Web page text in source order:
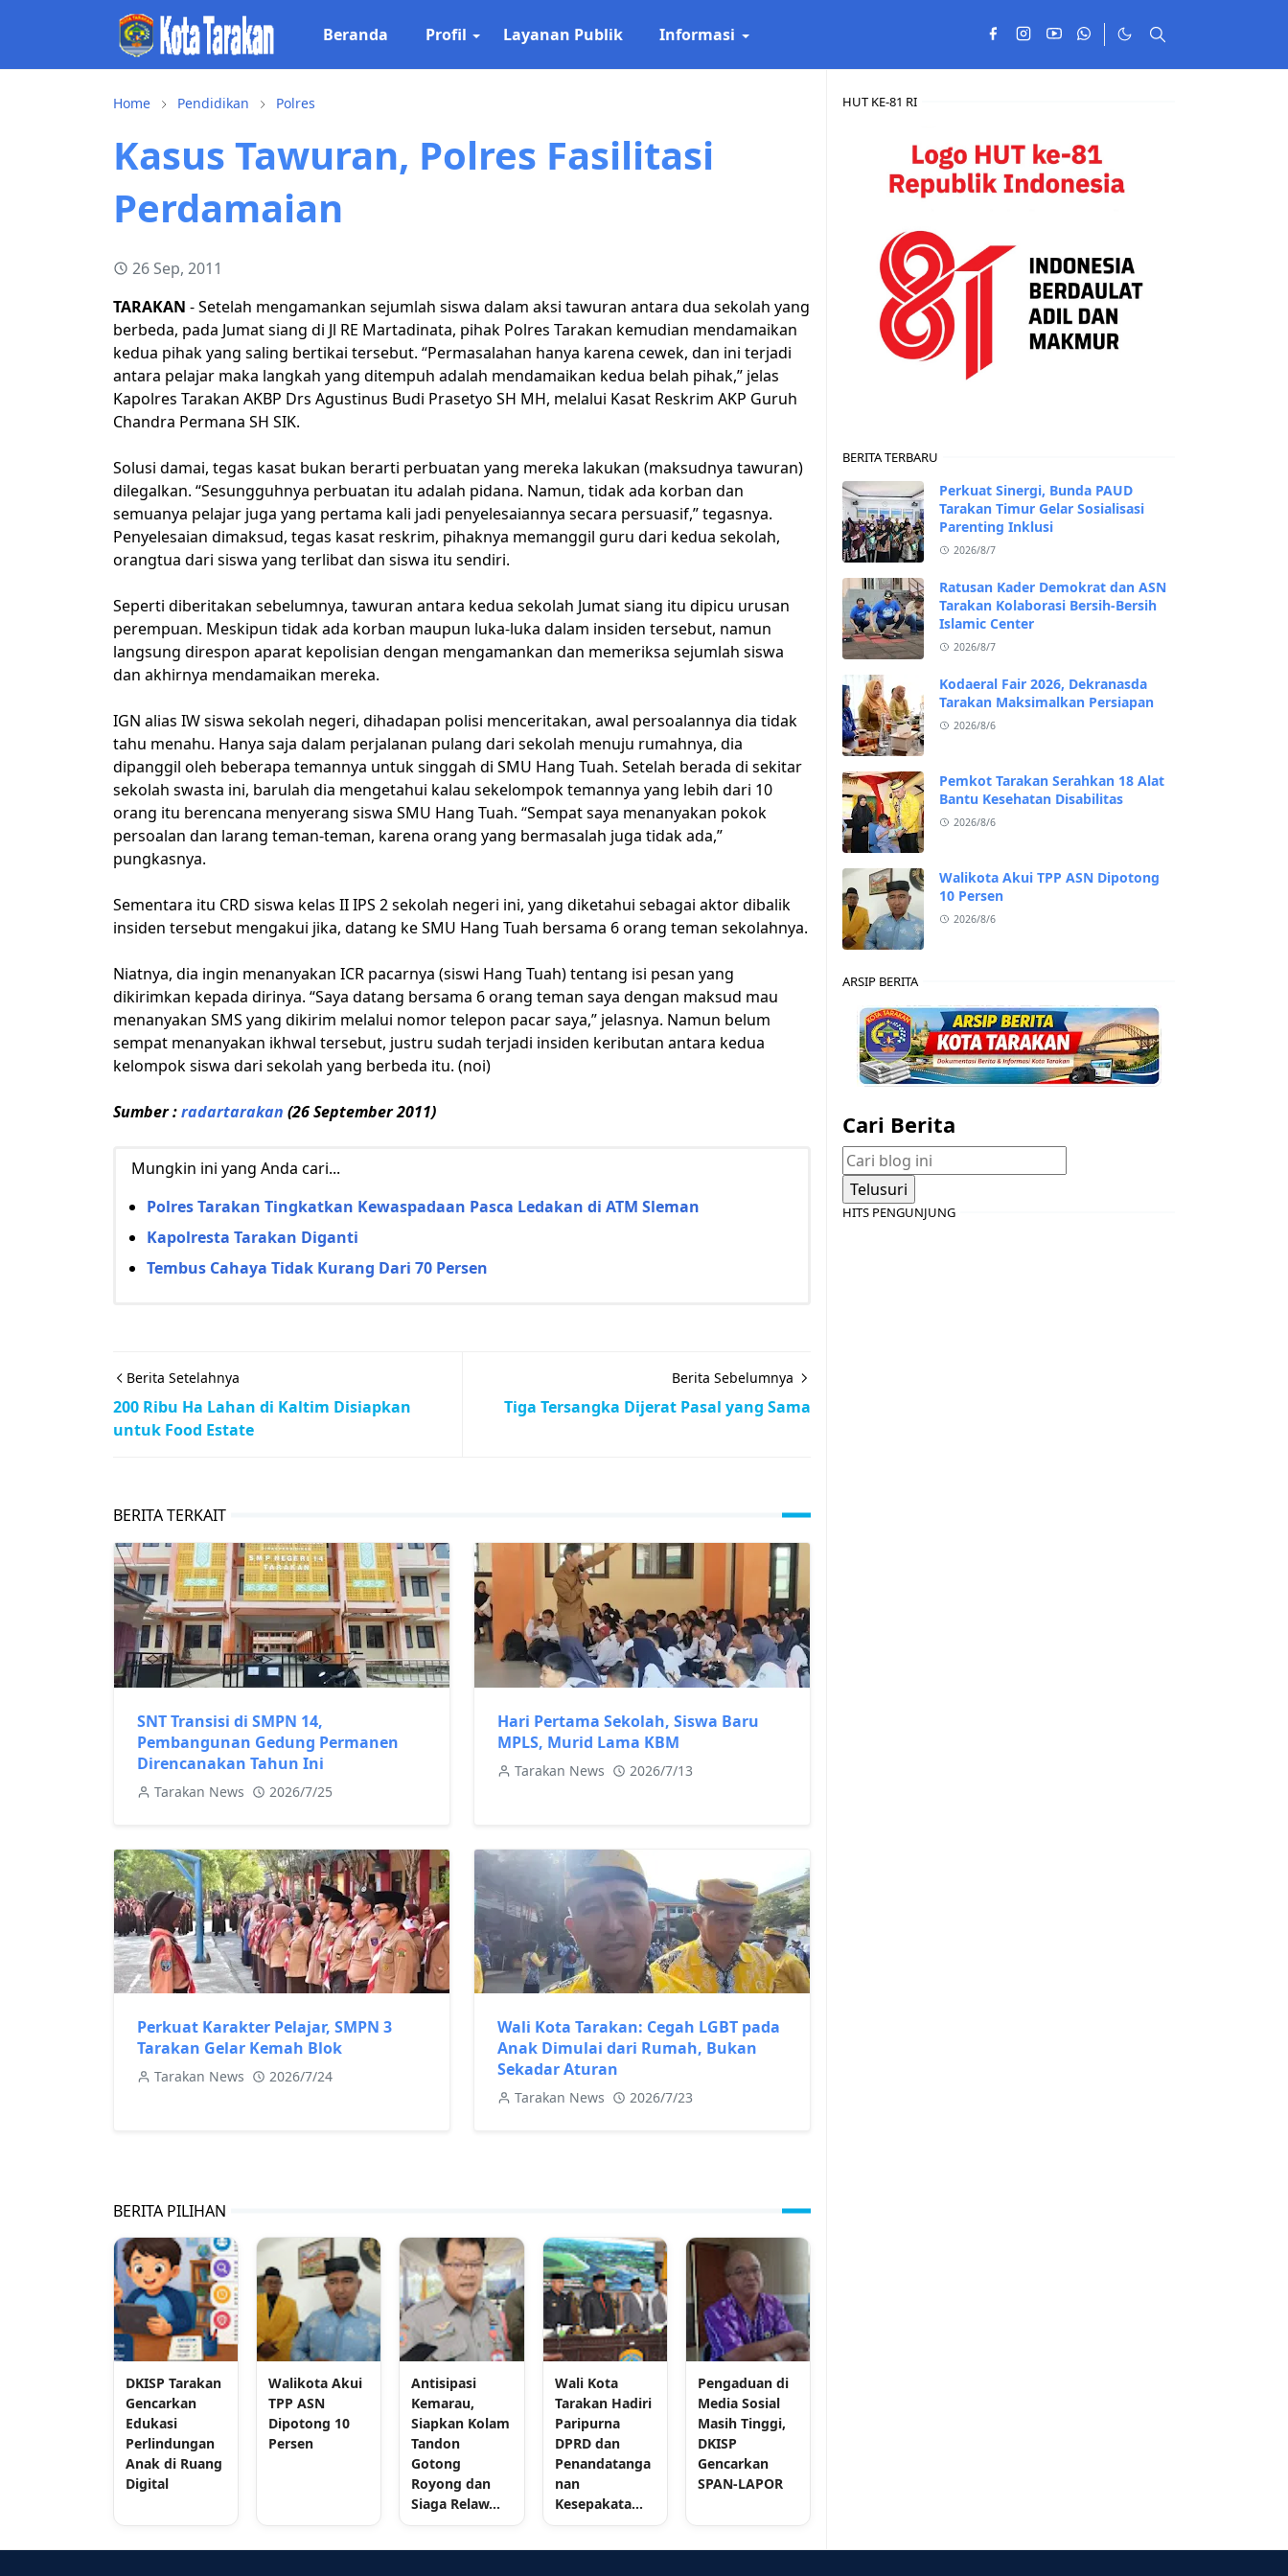
Beranda Profil Layanan Publik Informasi
Home Pendidikan Polres
Kasus Tawuran, Polres Fasilitasi
Perdamaian
26 Sep, 2011
TARAKAN - Setelah mengamankan sejumlah siswa dalam aksi tawuran antara dua sekolah yang
berbeda, pada Jumat siang di Jl RE Martadinata, pihak Polres Tarakan kemudian mendamaikan
kedua pihak yang saling bertikai tersebut. “Permasalahan hanya karena cewek, dan ini terjadi
antara pelajar maka langkah yang ditempuh adalah mendamaikan kedua belah pihak,” jelas
Kapolres Tarakan AKBP Drs Agustinus Budi Prasetyo SH MH, melalui Kasat Reskrim AKP Guruh
Chandra Permana SH SIK.
Solusi damai, tegas kasat bukan berarti perbuatan yang mereka lakukan (maksudnya tawuran)
dilegalkan. “Sesungguhnya perbuatan itu adalah pidana. Namun, tidak ada korban dan
semuanya pelajar juga yang pertama kali jadi penyelesaiannya secara persuasif,” tegasnya.
Penyelesaian dimaksud, tegas kasat reskrim, pihaknya memanggil guru dari kedua sekolah,
orangtua dari siswa yang terlibat dan siswa itu sendiri.
Seperti diberitakan sebelumnya, tawuran antara kedua sekolah Jumat siang itu dipicu urusan
perempuan. Meskipun tidak ada korban maupun luka-luka dalam insiden tersebut, namun
langsung direspon aparat kepolisian dengan mengamankan dan memeriksa sejumlah siswa
dan akhirnya mendamaikan mereka.
IGN alias IW siswa sekolah negeri, dihadapan polisi menceritakan, awal persoalannya dia tidak
tahu menahu. Hanya saja dalam perjalanan pulang dari sekolah menuju rumahnya, dia
dipanggil oleh beberapa temannya untuk singgah di SMU Hang Tuah. Setelah berada di sekitar
sekolah swasta ini, barulah dia mengetahui kalau sekelompok temannya yang lebih dari 10
orang itu berencana menyerang siswa SMU Hang Tuah. “Sempat saya menanyakan pokok
persoalan dan larang teman-teman, karena orang yang bermasalah juga tidak ada,”
pungkasnya.
Sementara itu CRD siswa kelas II IPS 2 sekolah negeri ini, yang diketahui sebagai aktor dibalik
insiden tersebut mengakui jika, datang ke SMU Hang Tuah bersama 6 orang teman sekolahnya.
Niatnya, dia ingin menanyakan ICR pacarnya (siswi Hang Tuah) tentang isi pesan yang
dikirimkan kepada dirinya. “Saya datang bersama 6 orang teman saya dengan maksud mau
menanyakan SMS yang dikirim melalui nomor telepon pacar saya,” jelasnya. Namun belum
sempat menanyakan ikhwal tersebut, justru sudah terjadi insiden keributan antara kedua
kelompok siswa dari sekolah yang berbeda itu. (noi)
Sumber :radartarakan (26 September 2011)
Mungkin ini yang Anda cari...
Polres Tarakan Tingkatkan Kewaspadaan Pasca Ledakan di ATM Sleman
Kapolresta Tarakan Diganti
Tembus Cahaya Tidak Kurang Dari 70 Persen
Berita Setelahnya
200 Ribu Ha Lahan di Kaltim Disiapkan
untuk Food Estate
Berita Sebelumnya
Tiga Tersangka Dijerat Pasal yang Sama
BERITA TERKAIT
SNT Transisi di SMPN 14,
Pembangunan Gedung Permanen
Direncanakan Tahun Ini
Tarakan News 2026/7/25
Hari Pertama Sekolah, Siswa Baru
MPLS, Murid Lama KBM
Tarakan News 2026/7/13
Perkuat Karakter Pelajar, SMPN 3
Tarakan Gelar Kemah Blok
Tarakan News 2026/7/24
Wali Kota Tarakan: Cegah LGBT pada
Anak Dimulai dari Rumah, Bukan
Sekadar Aturan
Tarakan News 2026/7/23
BERITA PILIHAN
DKISP Tarakan
Gencarkan
Edukasi
Perlindungan
Anak di Ruang
Digital
Walikota Akui
TPP ASN
Dipotong 10
Persen
Antisipasi
Kemarau,
Siapkan Kolam
Tandon
Gotong
Royong dan
Siaga Relaw...
Wali Kota
Tarakan Hadiri
Paripurna
DPRD dan
Penandatanga
nan
Kesepakata...
Pengaduan di
Media Sosial
Masih Tinggi,
DKISP
Gencarkan
SPAN-LAPOR
HUT KE-81 RI
BERITA TERBARU
Perkuat Sinergi, Bunda PAUD
Tarakan Timur Gelar Sosialisasi
Parenting Inklusi
2026/8/7
Ratusan Kader Demokrat dan ASN
Tarakan Kolaborasi Bersih-Bersih
Islamic Center
2026/8/7
Kodaeral Fair 2026, Dekranasda
Tarakan Maksimalkan Persiapan
2026/8/6
Pemkot Tarakan Serahkan 18 Alat
Bantu Kesehatan Disabilitas
2026/8/6
Walikota Akui TPP ASN Dipotong
10 Persen
2026/8/6
ARSIP BERITA
Cari Berita
HITS PENGUNJUNG